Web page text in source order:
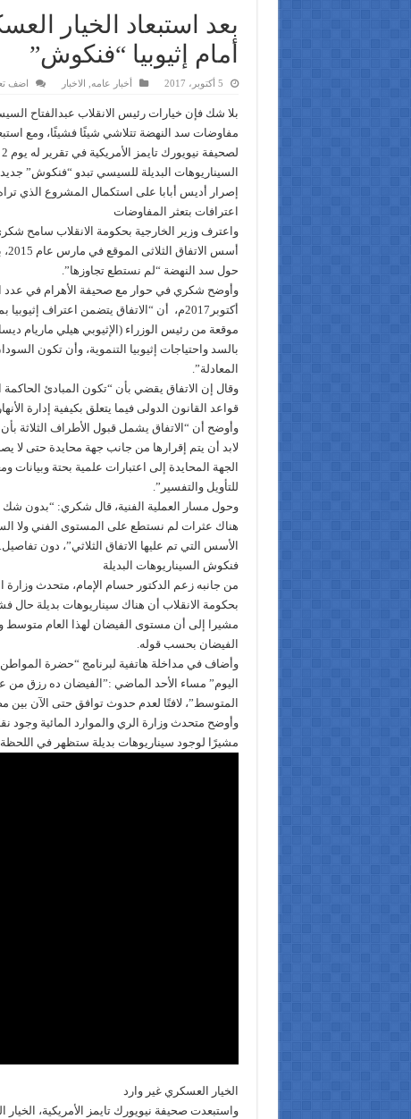
بعد استبعاد الخيار
أمام إثيوبيا “فنكوش”
5 أكتوبر، 2017 أخبار عامه الاخبار اضف
بلا شك فإن خيارات رئيس الانقلاب عبدالفتاح
مفاوضات سد النهضة تتلاشي شيئًا فشيئًا، ومع
السيناريوهات البديلة للسيسي تبدو “فنكوش”
إصرار أديس أبابا على استكمال المشروع الذي
اعترافات بتعثر المفاوضات
واعترف وزير الخارجية بحكومة الانقلاب سامح
حول سد النهضة “لم نستطع تجاوزها”.
أكتوبر2017م، أن “الاتفاق يتضمن اعتراف
موقعة من رئيس الوزراء (الإثيوبي هيلي ماريام
بالسد واحتياجات إثيوبيا التنموية، وأن تكون
المعادلة”.
وقال إن الاتفاق يقضي بأن “تكون المبادئ
قواعد القانون الدولى فيما يتعلق بكيفية إدارة
وأوضح أن “الاتفاق يشمل قبول الأطراف الثلاثة بأن
لابد أن يتم إقرارها من جانب جهة محايدة حتى لا
الجهة المحايدة إلى اعتبارات علمية بحتة وبيانات
للتأويل والتفسير”.
وحول مسار العملية الفنية، قال شكري: “بدون
هناك عثرات لم نستطع على المستوى الفني ولا
الأسس التي تم عليها الاتفاق الثلاثي”، دون تفاصيل.
فنكوش السيناريوهات البديلة
من جانبه زعم الدكتور حسام الإمام، متحدث وزارة
بحكومة الانقلاب أن هناك سيناريوهات بديلة حال
مشيرا إلى أن مستوى الفيضان لهذا العام متوسط
الفيضان بحسب قوله.
وأضاف في مداخلة هاتفية لبرنامج “حضرة
اليوم” مساء الأحد الماضي :”الفيضان ده رزق من
المتوسط”، لافتًا لعدم حدوث توافق حتى الآن بين
وأوضح متحدث وزارة الري والموارد المائية
مشيرًا لوجود سيناريوهات بديلة ستظهر في
الخيار العسكري غير وارد
واستبعدت صحيفة نيويورك تايمز الأمريكية،